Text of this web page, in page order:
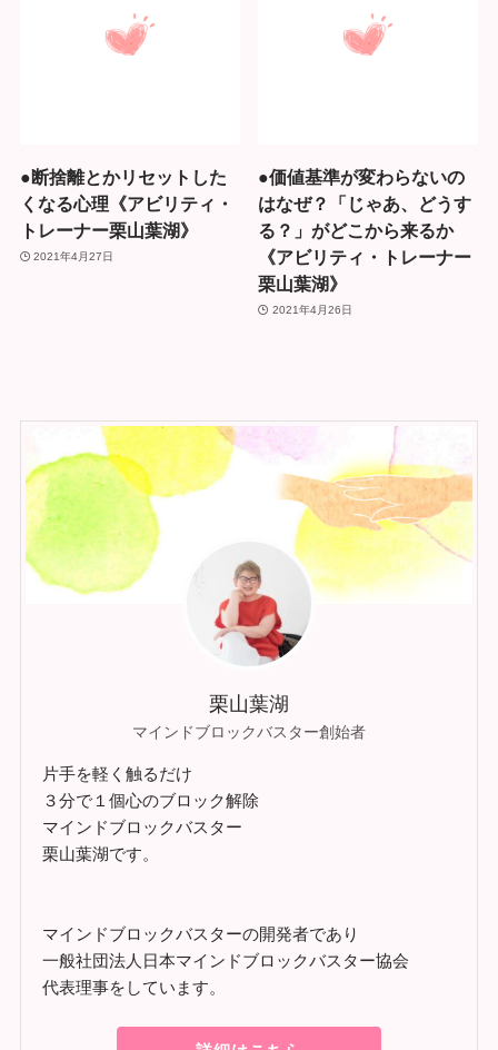
●断捨離とかリセットした
くなる心理《アビリティ・
トレーナー栗山葉湖》
2021年4月27日
●価値基準が変わらないの
はなぜ？「じゃあ、どうす
る？」がどこから来るか
《アビリティ・トレーナー
栗山葉湖》
2021年4月26日
栗山葉湖
マインドブロックバスター創始者
片手を軽く触るだけ
３分で１個心のブロック解除
マインドブロックバスター
栗山葉湖です。
マインドブロックバスターの開発者であり
一般社団法人日本マインドブロックバスター協会
代表理事をしています。